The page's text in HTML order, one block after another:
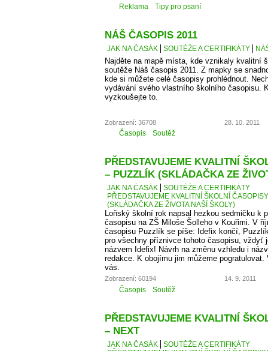
Reklama Tipy pro psaní
NÁŠ ČASOPIS 2011
JAK NA ČASÁK SOUTĚŽE A CERTIFIKÁTY
Najděte na mapě místa, kde vznikaly kvalitní
soutěže Náš časopis 2011. Z mapky se
kde si můžete celé časopisy prohlédnout.
vydávání svého vlastního školního časopisu.
vyzkoušejte to.
Zobrazení: 36708 28. 10. 2011
Časopis Soutěž
PŘEDSTAVUJEME KVALITNÍ
– PUZZLÍK (SKLÁDAČKA ZE
JAK NA ČASÁK
SOUTĚŽE A CERTIFIKÁTY
PŘEDSTAVUJEME KVALITNÍ ŠKOLNÍ
(SKLÁDAČKA ZE ŽIVOTA NAŠÍ ŠKOLY)
Loňský školní rok napsal hezkou sedmičku k
časopisu na ZŠ Miloše Šolleho v Kouřimi. V
časopisu Puzzlík se píše: Idefix končí,
pro všechny příznivce tohoto časopisu, vždyť
názvem Idefix! Návrh na změnu vzhledu i
redakce. K obojímu jim můžeme
vás.
Zobrazení: 60194 14. 9. 2011
Časopis Soutěž
PŘEDSTAVUJEME KVALITNÍ
– NEXT
JAK NA ČASÁK
SOUTĚŽE A CERTIFIKÁTY